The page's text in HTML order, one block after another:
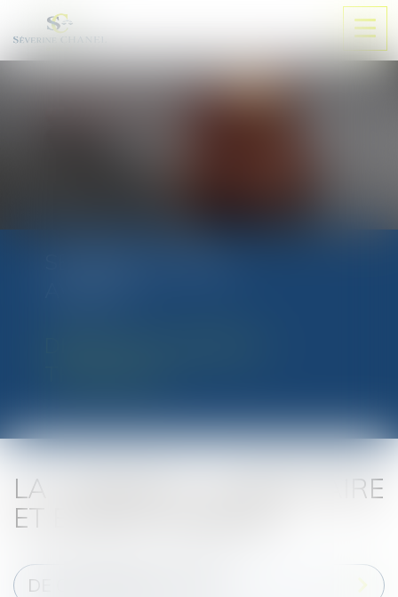
le
LA PENSION ALIMENTAIRE
ET ENFANT MAJEUR
DE QUOI PARLE-T-ON ? :